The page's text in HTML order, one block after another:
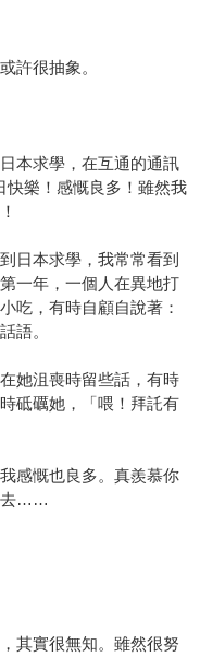
許很抽象。
本求學，在互通的通訊
快樂！感慨良多！雖然我
日本求學，我常常看到
一年，一個人在異地打
吃，有時自顧自說著：
語。
她沮喪時留些話，有時
砥礪她，「喂！拜託有
感慨也良多。真羨慕你
去……
其實很無知。雖然很努